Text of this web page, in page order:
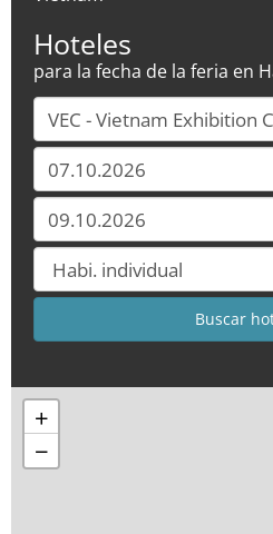
Hoteles
para la fecha de la feria en
+
−